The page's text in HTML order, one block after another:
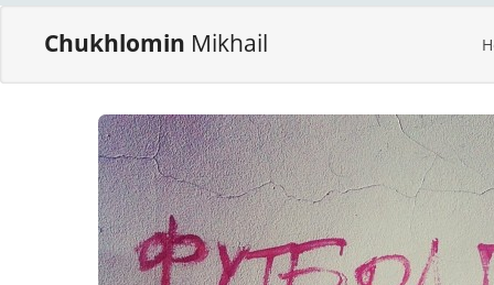
Chukhlomin Mikhail